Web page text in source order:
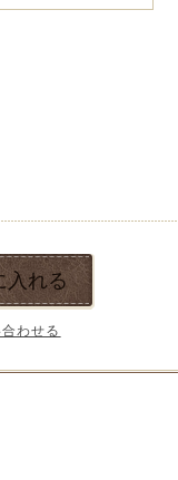
入れる
わせる